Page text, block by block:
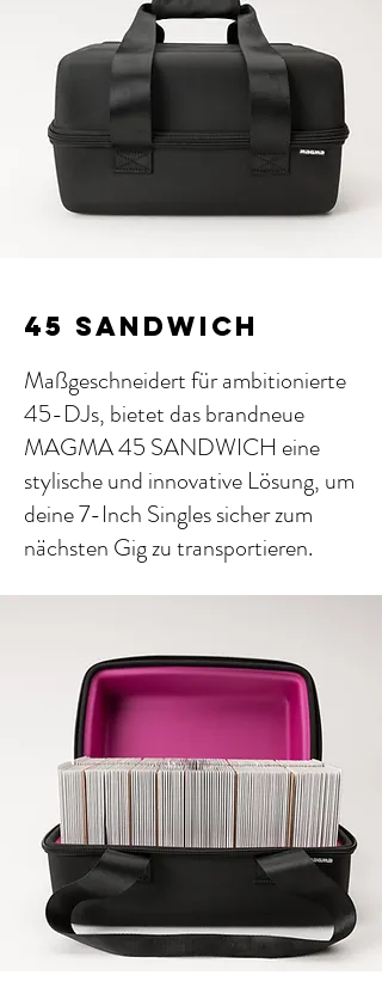
45 SANDWICH
Maßgeschneidert für ambitionierte
45-DJs, bietet das brandneue
MAGMA 45 SANDWICH eine
stylische und innovative Lösung, um
deine 7-Inch Singles sicher zum
nächsten Gig zu transportieren.